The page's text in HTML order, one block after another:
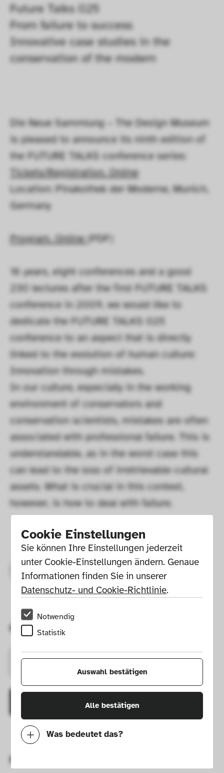
Cookie Einstellungen
Sie können Ihre Einstellungen jederzeit
unter Cookie-Einstellungen ändern. Genaue
Informationen finden Sie in unserer
Datenschutz- und Cookie-Richtlinie.
Notwendig
Statistik
Auswahl bestätigen
Alle bestätigen
Was bedeutet das?
Mit diesen Cookies können wir durch
Future Talks 025
From failure to success
Innovative case studies in the
conservation of the modern
Die Neue Sammlung – The Design Museum
is pleased to announce its ninth edition of
the FUTURE TALKS conference series:
Tickets/Registration. Online
Location: Pinakothek der Moderne, Munich,
Germany
Program. Online (PDF)
16 years, eight conferences and a good
230 lectures after the first FUTURE TALKS
conference in 2009, we would like to
dedicate the FUTURE TALKS 025
conference to an aspect that is directly
linked to the evolution of human culture:
Innovation through mistakes.
In our culture, especially in the working
environment of conservators and
conservation scientists, mistakes are often
associated with professional failure. This is
understandable, as in the worst case this
can lead to the loss of irretrievable cultural
assets. What is crucial in this context,
however, is how to deal with failure.
Read More
Future Talks 023
Future Talks 021